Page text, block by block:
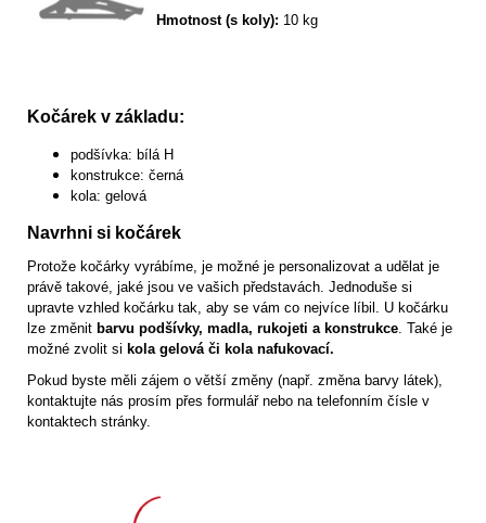
Hmotnost (s koly): 10 kg
Kočárek v základu:
podšívka: bílá H
konstrukce: černá
kola: gelová
Navrhni si kočárek
Protože kočárky vyrábíme, je možné je personalizovat a udělat je
právě takové, jaké jsou ve vašich představách. Jednoduše si
upravte vzhled kočárku tak, aby se vám co nejvíce líbil. U kočárku
lze změnit barvu podšívky, madla, rukojeti a konstrukce. Také je
možné zvolit si kola gelová či kola nafukovací.
Pokud byste měli zájem o větší změny (např. změna barvy látek),
kontaktujte nás prosím přes formulář nebo na telefonním čísle v
kontaktech stránky.